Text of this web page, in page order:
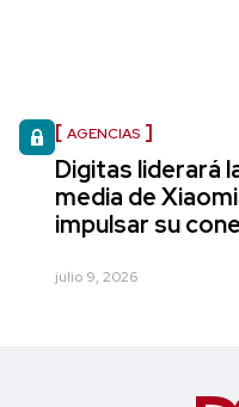
AGENCIAS
Digitas liderará
media de
impulsar su
julio 9, 2026